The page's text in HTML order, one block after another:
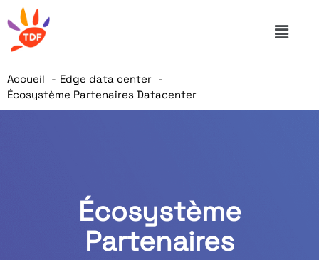
Accueil
Edge data center
Écosystème Partenaires Datacenter
Écosystème
Partenaires